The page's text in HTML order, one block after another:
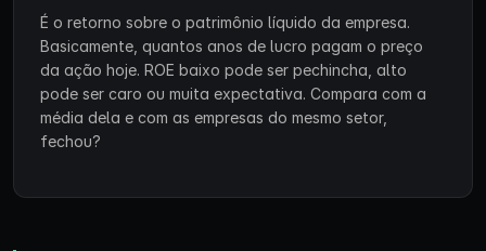
É o retorno sobre o patrimônio líquido da empresa.
Basicamente, quantos anos de lucro pagam o preço
da ação hoje. ROE baixo pode ser pechincha, alto
pode ser caro ou muita expectativa. Compara com a
média dela e com as empresas do mesmo setor,
fechou?